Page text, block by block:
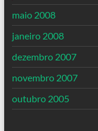
maio 2008
janeiro 2008
dezembro 2007
novembro 2007
outubro 2005